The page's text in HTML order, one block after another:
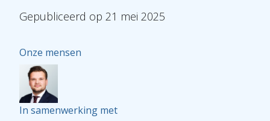
Gepubliceerd op 21 mei 2025
Onze mensen
In samenwerking met